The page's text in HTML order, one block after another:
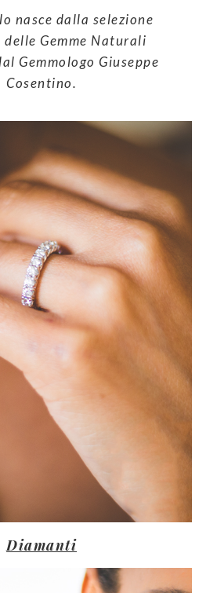
nasce dalla selezione
delle Gemme Naturali
Gemmologo Giuseppe
Cosentino.
Diamanti